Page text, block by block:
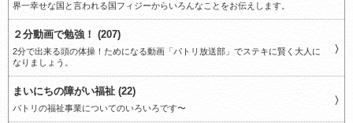
界一幸せな国と言われる国フィジーからいろんなことをお伝えします。
２分動画で勉強！ (207)
2分で出来る頭の体操！ためになる動画「パトリ放送部」でステキに賢く大人に
なりましょう。
まいにちの障がい福祉 (22)
パトリの福祉事業についてのいろいろです〜